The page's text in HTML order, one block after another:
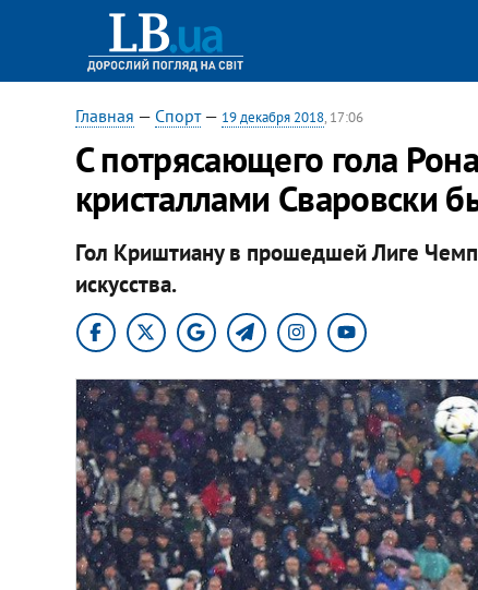
Главная — Спорт— 19 декабря 2018, 17:06
С потрясающего гола
кристаллами Сваровски
Гол Криштиану в прошедшей Лиге
искусства.